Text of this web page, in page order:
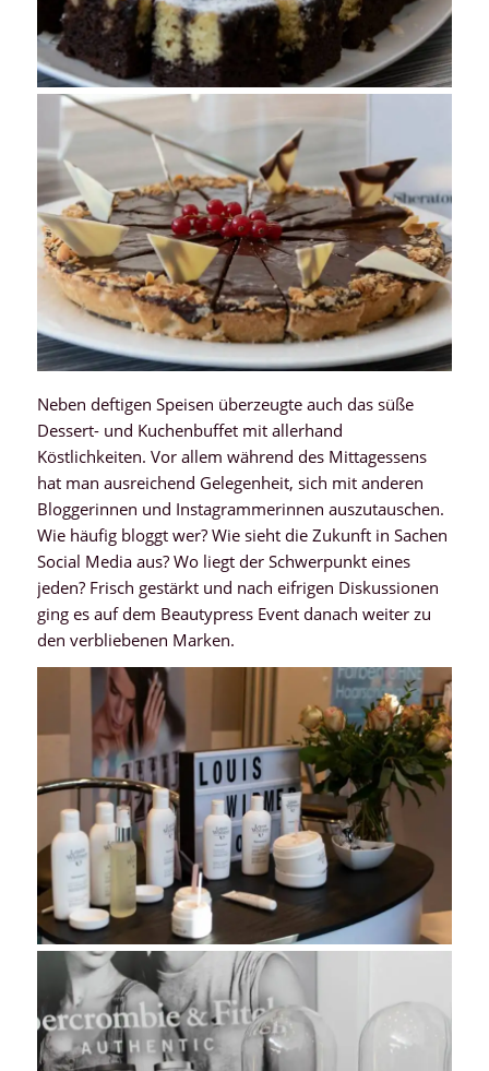
Neben deftigen Speisen überzeugte auch das süße
Dessert- und Kuchenbuffet mit allerhand
Köstlichkeiten. Vor allem während des Mittagessens
hat man ausreichend Gelegenheit, sich mit anderen
Bloggerinnen und Instagrammerinnen auszutauschen.
Wie häufig bloggt wer? Wie sieht die Zukunft in Sachen
Social Media aus? Wo liegt der Schwerpunkt eines
jeden? Frisch gestärkt und nach eifrigen Diskussionen
ging es auf dem Beautypress Event danach weiter zu
den verbliebenen Marken.